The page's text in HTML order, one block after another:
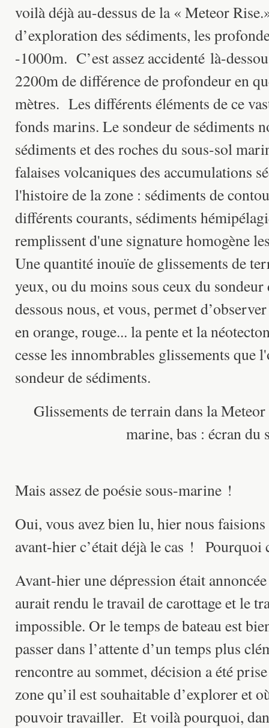
voilà déjà au-dessus de la « Meteor
d’exploration des sédiments, les
-1000m. C’est assez accidenté là-
2200m de différence de profondeur en
mètres. Les différents éléments de ce
fonds marins. Le sondeur de sédiments
sédiments et des roches du sous-sol
falaises volcaniques des accumulations
l'histoire de la zone : sédiments de
différents courants, sédiments
remplissent d'une signature homogène
Une quantité inouïe de glissements de
yeux, ou du moins sous ceux du
dessous nous, et vous, permet
en orange, rouge... la pente et la
cesse les innombrables glissements que
sondeur de sédiments.
Glissements de terrain dans la
marine, bas : écran du
Mais assez de poésie sous-marine !
Oui, vous avez bien lu, hier nous
avant-hier c’était déjà le cas ! Pourquoi
Avant-hier une dépression était
aurait rendu le travail de carottage et le
impossible. Or le temps de bateau est
passer dans l’attente d’un temps plus
rencontre au sommet, décision a été
zone qu’il est souhaitable d’explorer et
pouvoir travailler. Et voilà pourquoi,